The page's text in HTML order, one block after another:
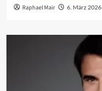
Raphael Mair 6. März 2026